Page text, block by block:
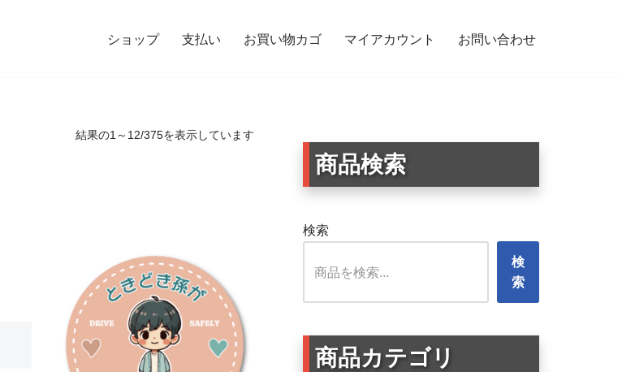
ショップ 支払い お買い物カゴ マイアカウント お問い合わせ
結果の1～12/375を表示しています
商品検索
検索
検
索
商品カテゴリ